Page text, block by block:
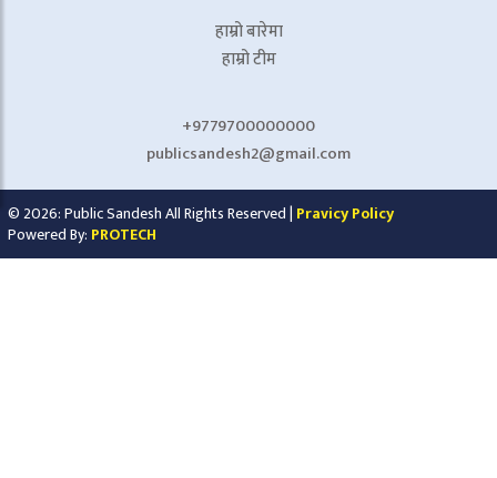
हाम्रो बारेमा
हाम्रो टीम
+9779700000000
publicsandesh2@gmail.com
© 2026: Public Sandesh All Rights Reserved | Pravicy Policy
Powered By: PROTECH